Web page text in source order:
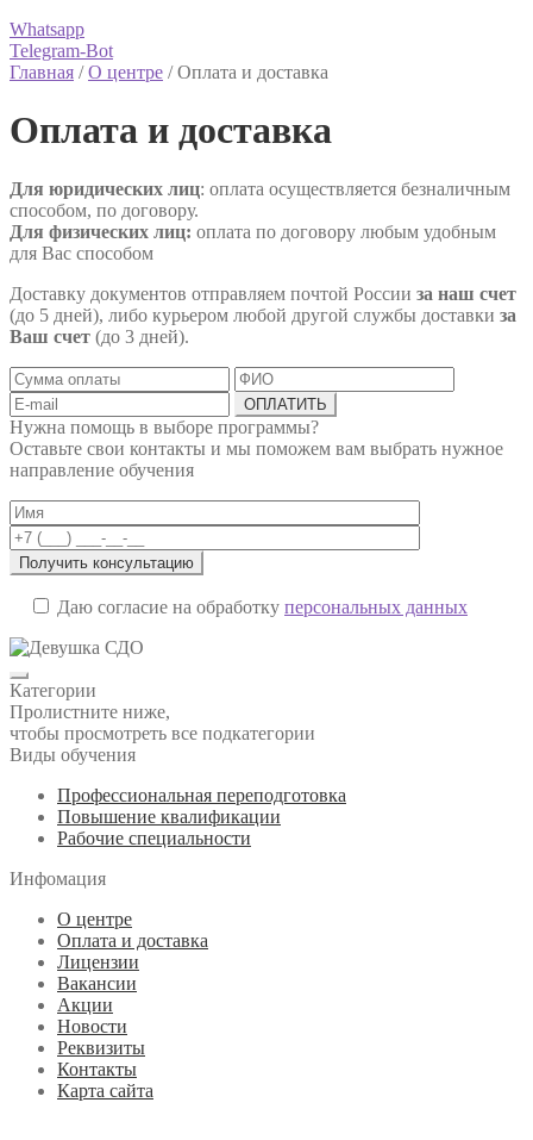
Whatsapp
Telegram-Bot
Главная /О центре /Оплата и доставка
Оплата и доставка
Для юридических лиц: оплата осуществляется безналичным
способом, по договору.
Для физических лиц: оплата по договору любым удобным
для Вас способом
Доставку документов отправляем почтой России за наш счет
(до 5 дней), либо курьером любой другой службы доставки за
Ваш счет (до 3 дней).
Нужна помощь в выборе программы?
Оставьте свои контакты и мы поможем вам выбрать нужное
направление обучения
Даю согласие на обработку персональных данных
Категории
Пролистните ниже,
чтобы просмотреть все подкатегории
Виды обучения
Профессиональная переподготовка
Повышение квалификации
Рабочие специальности
Инфомация
О центре
Оплата и доставка
Лицензии
Вакансии
Акции
Новости
Реквизиты
Контакты
Карта сайта